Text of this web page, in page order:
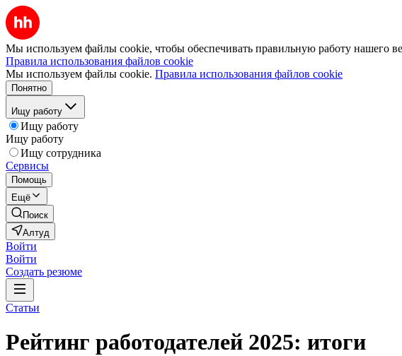
Мы используем файлы cookie, чтобы обеспечивать правильную работу нашего
Правила использования файлов cookie
Мы используем файлы cookie. Правила использования файлов cookie
Понятно
Ищу работу
Ищу работу
Ищу работу
Ищу сотрудника
Сервисы
Помощь
Ещё
Поиск
Алтуд
Войти
Войти
Создать резюме
Статьи
Рейтинг работодателей 2025: итоги